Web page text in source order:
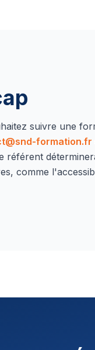
suivre une
formation.fr
comme